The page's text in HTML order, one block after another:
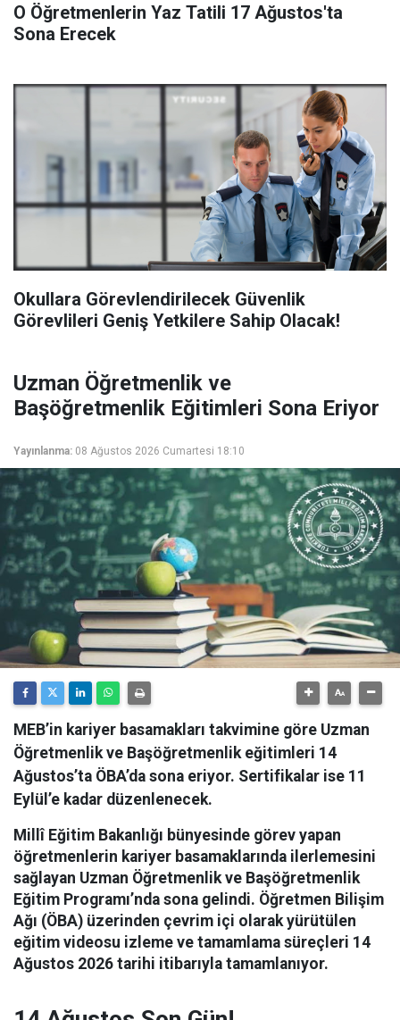
O Öğretmenlerin Yaz Tatili 17 Ağustos'ta
Sona Erecek
Okullara Görevlendirilecek Güvenlik
Görevlileri Geniş Yetkilere Sahip Olacak!
Uzman Öğretmenlik ve
Başöğretmenlik Eğitimleri Sona Eriyor
Yayınlanma: 08 Ağustos 2026 Cumartesi 18:10
MEB’in kariyer basamakları takvimine göre Uzman
Öğretmenlik ve Başöğretmenlik eğitimleri 14
Ağustos’ta ÖBA’da sona eriyor. Sertifikalar ise 11
Eylül’e kadar düzenlenecek.
Millî Eğitim Bakanlığı bünyesinde görev yapan
öğretmenlerin kariyer basamaklarında ilerlemesini
sağlayan Uzman Öğretmenlik ve Başöğretmenlik
Eğitim Programı’nda sona gelindi. Öğretmen Bilişim
Ağı (ÖBA) üzerinden çevrim içi olarak yürütülen
eğitim videosu izleme ve tamamlama süreçleri 14
Ağustos 2026 tarihi itibarıyla tamamlanıyor.